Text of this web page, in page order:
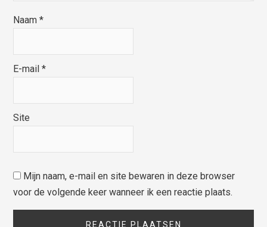
Naam*
E-mail*
Site
Mijn naam, e-mail en site bewaren in deze browser
voor de volgende keer wanneer ik een reactie plaats.